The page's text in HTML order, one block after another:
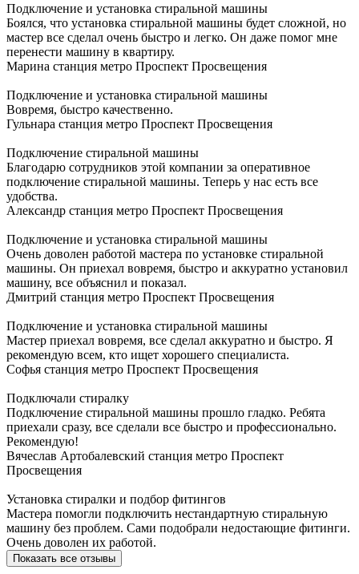
Подключение и установка стиральной машины
Боялся, что установка стиральной машины будет сложной, но
мастер все сделал очень быстро и легко. Он даже помог мне
перенести машину в квартиру.
Марина станция метро Проспект Просвещения
Подключение и установка стиральной машины
Вовремя, быстро качественно.
Гульнара станция метро Проспект Просвещения
Подключение стиральной машины
Благодарю сотрудников этой компании за оперативное
подключение стиральной машины. Теперь у нас есть все
удобства.
Александр станция метро Проспект Просвещения
Подключение и установка стиральной машины
Очень доволен работой мастера по установке стиральной
машины. Он приехал вовремя, быстро и аккуратно установил
машину, все объяснил и показал.
Дмитрий станция метро Проспект Просвещения
Подключение и установка стиральной машины
Мастер приехал вовремя, все сделал аккуратно и быстро. Я
рекомендую всем, кто ищет хорошего специалиста.
Софья станция метро Проспект Просвещения
Подключали стиралку
Подключение стиральной машины прошло гладко. Ребята
приехали сразу, все сделали все быстро и профессионально.
Рекомендую!
Вячеслав Артобалевский станция метро Проспект
Просвещения
Установка стиралки и подбор фитингов
Мастера помогли подключить нестандартную стиральную
машину без проблем. Сами подобрали недостающие фитинги.
Очень доволен их работой.
Показать все отзывы